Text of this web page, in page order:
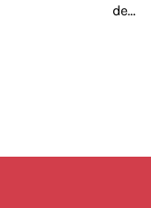
de...